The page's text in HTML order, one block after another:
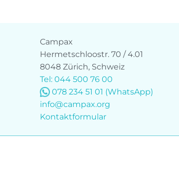
Campax
Hermetschloostr. 70 / 4.01
8048 Zürich, Schweiz
Tel: 044 500 76 00
078 234 51 01 (WhatsApp)
info@campax.org
Kontaktformular